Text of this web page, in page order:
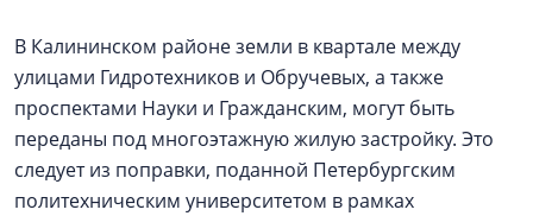
В Калининском районе земли в квартале между
улицами Гидротехников и Обручевых, а также
проспектами Науки и Гражданским, могут быть
переданы под многоэтажную жилую застройку. Это
следует из поправки, поданной Петербургским
политехническим университетом в рамках